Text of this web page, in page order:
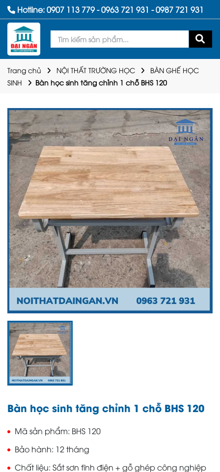
Hotline:0907 113 779-0963 721 931 -0987 721 931
Trang chủ NỘI THẤT TRƯỜNG HỌC
BÀN GHẾ HỌC
SINH
Bàn học sinh tăng chỉnh 1 chỗ BHS 120
Bàn học sinh tăng chỉnh 1 chỗ BHS 120
Mã sản phẩm BHS 120
Bảo hành 12 tháng
Chất liệu Sắt sơn tĩnh điện + gỗ ghép công nghiệp